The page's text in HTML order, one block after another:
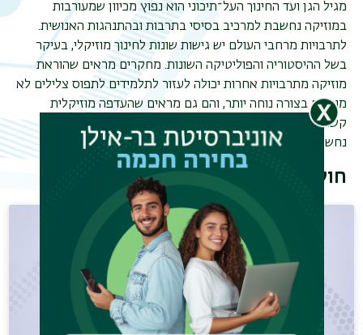
מגיל הגן ועד החינוך העל־תיכוני הוא נפוץ מכיוון שמעורבות
במוזיקה נחשבת למרכיב בסיסי בתרבות ובהתנהגות האנושית.
לתרבויות מרחבי העולם יש גישות שונות לחינוך מוזיקלי, בעיקר
בשל ההיסטוריה והפוליטיקה השונות. מחקרים מראים שהוראת
מוזיקה מתרבויות אחרות יכולה לעזור לתלמידים לתפוס צלילים לא
מוכרים בצורה נוחה יותר, והם גם מראים שהעדפה מוזיקלית
קשורה לשפה המדוברת של המאזין ולצלילים האחרים שהם
נחשפים אליהם בתוך התרבות שלהם.
חוקרים